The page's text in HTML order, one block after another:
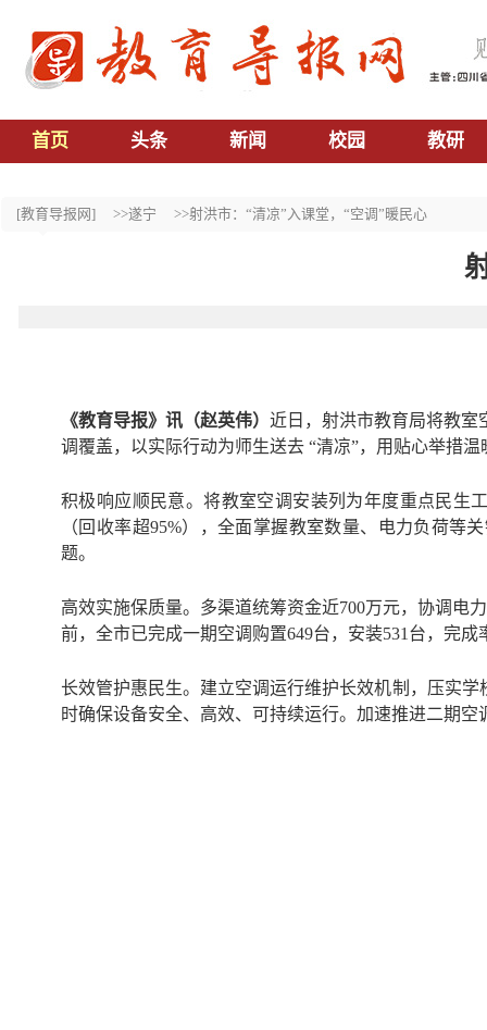
首页 头条 新闻 校园 教研
[教育导报网] >>遂宁 >>射洪市：“清凉”入课堂，“空调”暖民心
《教育导报》讯（赵英伟） 近日，射洪市教育局将教室
调覆盖，以实际行动为师生送去 “清凉”，用贴心举措温
积极响应顺民意。将教室空调安装列为年度重点民生
（回收率超95%），全面掌握教室数量、电力负荷
题。
高效实施保质量。多渠道统筹资金近700万元，协调电
前，全市已完成一期空调购置649台，安装531台，完
长效管护惠民生。建立空调运行维护长效机制，压实
时确保设备安全、高效、可持续运行。加速推进二期